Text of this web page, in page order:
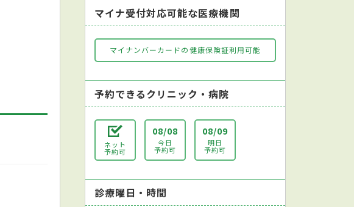
マイナ受付対応可能な医療機関
マイナンバーカードの健康保険証利用可能
予約できるクリニック・病院
ネット
予約可
08/08
今日
予約可
08/09
明日
予約可
診療曜日・時間